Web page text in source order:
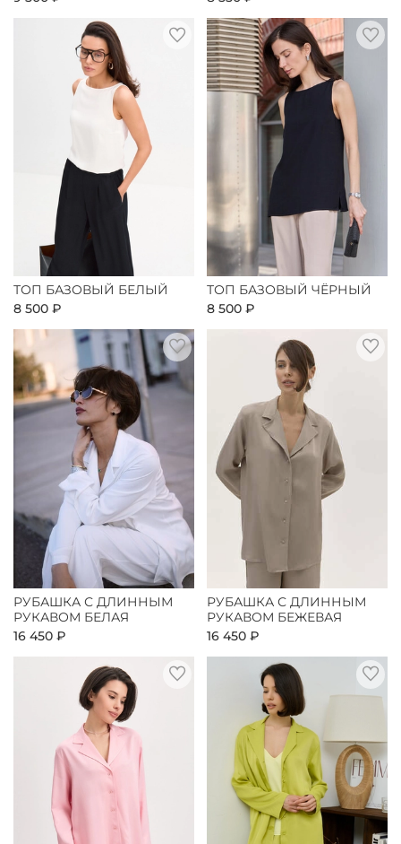
ТОП БАЗОВЫЙ БЕЛЫЙ
8 500 ₽
ТОП БАЗОВЫЙ ЧЁРНЫЙ
8 500 ₽
РУБАШКА С ДЛИННЫМ
РУКАВОМ БЕЛАЯ
16 450 ₽
РУБАШКА С ДЛИННЫМ
РУКАВОМ БЕЖЕВАЯ
16 450 ₽